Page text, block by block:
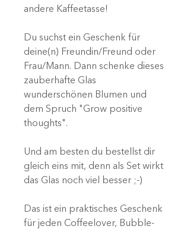
andere Kaffeetasse!
Du suchst ein Geschenk für
deine(n) Freundin/Freund oder
Frau/Mann. Dann schenke dieses
zauberhafte Glas
wunderschönen Blumen und
dem Spruch "Grow positive
thoughts".
Und am besten du bestellst dir
gleich eins mit, denn als Set wirkt
das Glas noch viel besser ;-)
Das ist ein praktisches Geschenk
für jeden Coffeelover, Bubble-